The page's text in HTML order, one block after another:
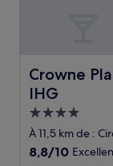
Crowne
IHG
Crowne
Hébergement
4.0 étoiles
À 11,5 km de :
8.8
8,8/10